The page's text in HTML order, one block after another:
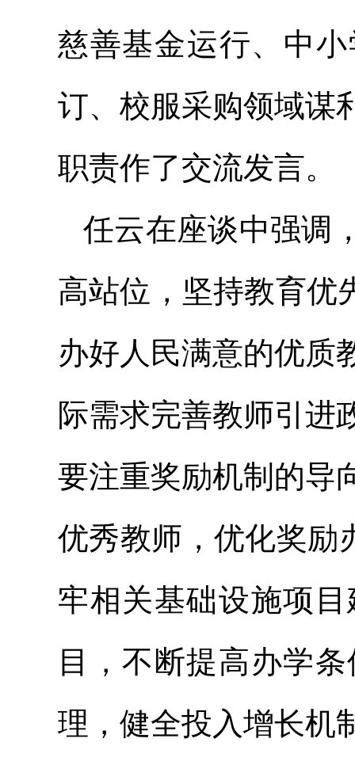
慈善基金运行、中
订、校服采购领域谋
职责作了交流发言。
任云在座谈中强调
高站位，坚持教育优
办好人民满意的优质
际需求完善教师引进
要注重奖励机制的导
优秀教师，优化奖励
牢相关基础设施项
目，不断提高办学
理，健全投入增长机